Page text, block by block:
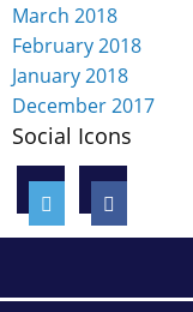
March 2018
February 2018
January 2018
December 2017
Social Icons